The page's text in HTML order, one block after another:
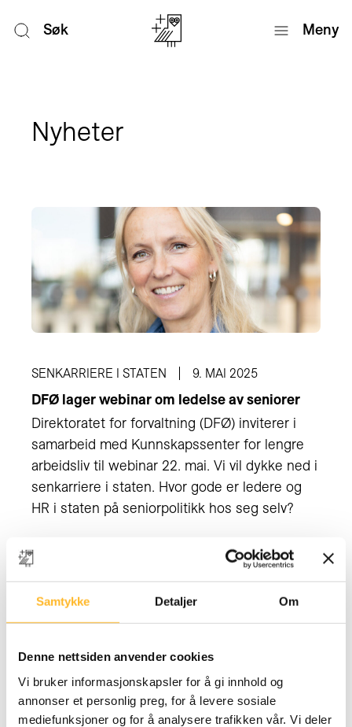
Samtykke Detaljer Om
Denne nettsiden anvender cookies
Vi bruker informasjonskapsler for å gi innhold og
annonser et personlig preg, for å levere sosiale
mediefunksjoner og for å analysere trafikken vår. Vi deler
Søk Meny
Nyheter
SENKARRIERE I STATEN 9. MAI 2025
DFØ lager webinar om ledelse av seniorer
Direktoratet for forvaltning (DFØ) inviterer i
samarbeid med Kunnskapssenter for lengre
arbeidsliv til webinar 22. mai. Vi vil dykke ned i
senkarriere i staten. Hvor gode er ledere og
HR i staten på seniorpolitikk hos seg selv?